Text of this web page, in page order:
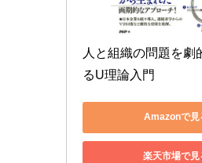
人と組織の問題を劇
るU理論入門
Amazonで見
楽天市場で見